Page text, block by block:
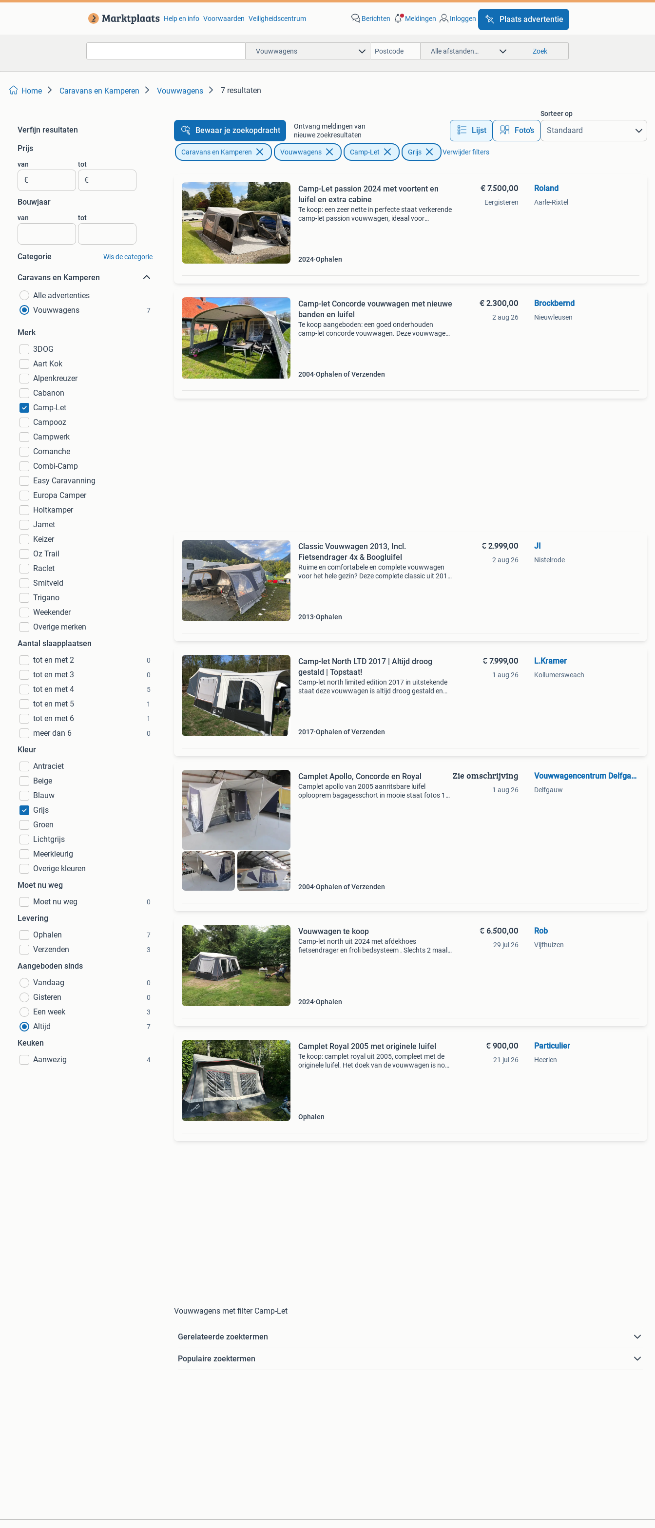
Help en info Voorwaarden Veiligheidscentrum Berichten Meldingen Inloggen Plaats advertentie
Vouwwagens Alle afstanden… Zoek
Home Caravans en Kamperen Vouwwagens 7 resultaten
Verfijn resultaten
Prijs
van
€
tot
€
Bouwjaar
van tot
Categorie Wis de categorie
Caravans en Kamperen
Alle advertenties
Vouwwagens
7
Merk
3DOG
Aart Kok
Alpenkreuzer
Cabanon
Camp-Let
Campooz
Campwerk
Comanche
Combi-Camp
Easy Caravanning
Europa Camper
Holtkamper
Jamet
Keizer
Oz Trail
Raclet
Smitveld
Trigano
Weekender
Overige merken
Aantal slaapplaatsen
tot en met 2
0
tot en met 3 0
tot en met 4 5
tot en met 5 1
tot en met 6 1
meer dan 6 0
Kleur
Antraciet
Beige
Blauw
Grijs
Groen
Lichtgrijs
Meerkleurig
Overige kleuren
Moet nu weg
Moet nu weg
0
Levering
Ophalen
7
Verzenden 3
Aangeboden sinds
Vandaag
0
Gisteren 0
Een week 3
Altijd 7
Keuken
Aanwezig
4
Bewaar je zoekopdracht
Ontvang meldingen van
nieuwe zoekresultaten
Lijst Foto’s
Sorteer op
Caravans en Kamperen Vouwwagens Camp-Let Grijs Verwijder filters
Camp-Let passion 2024 met voortent en
luifel en extra cabine
Te koop: een zeer nette in perfecte staat verkerende
camp-let passion vouwwagen, ideaal voor
2024 Ophalen
€ 7.500,00
Eergisteren
Roland
Aarle-Rixtel
Camp-let Concorde vouwwagen met nieuwe
banden en luifel
Te koop aangeboden: een goed onderhouden
camp-let concorde vouwwagen. Deze vouwwagen
2004 Ophalen of Verzenden
€ 2.300,00
2 aug 26
Brockbernd
Nieuwleusen
Classic Vouwwagen 2013, Incl.
Fietsendrager 4x & Boogluifel
Ruime en comfortabele en complete vouwwagen
voor het hele gezin? Deze complete classic uit 2013
2013 Ophalen
€ 2.999,00
2 aug 26
JI
Nistelrode
Camp-let North LTD 2017 | Altijd droog
gestald | Topstaat!
Camp-let north limited edition 2017 in uitstekende
staat deze vouwwagen is altijd droog gestald en
2017 Ophalen of Verzenden
€ 7.999,00
1 aug 26
L.Kramer
Kollumersweach
Camplet Apollo, Concorde en Royal
Camplet apollo van 2005 aanritsbare luifel
oplooprem bagagesschort in mooie staat fotos 1
2004 Ophalen of Verzenden
Zie omschrijving
1 aug 26
Vouwwagencentrum Delfgauw
Delfgauw
Vouwwagen te koop
Camp-let north uit 2024 met afdekhoes
fietsendrager en froli bedsysteem . Slechts 2 maal
2024 Ophalen
€ 6.500,00
29 jul 26
Rob
Vijfhuizen
Camplet Royal 2005 met originele luifel
Te koop: camplet royal uit 2005, compleet met de
originele luifel. Het doek van de vouwwagen is nog
Ophalen
€ 900,00
21 jul 26
Particulier
Heerlen
Vouwwagens met filter Camp-Let
Gerelateerde zoektermen
Populaire zoektermen